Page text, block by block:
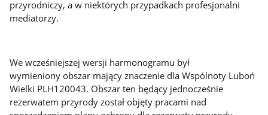
przyrodniczy, a w niektórych przypadkach profesjonalni
mediatorzy.
We wcześniejszej wersji harmonogramu był
wymieniony obszar mający znaczenie dla Wspólnoty Luboń
Wielki PLH120043. Obszar ten będący jednocześnie
rezerwatem przyrody został objęty pracami nad